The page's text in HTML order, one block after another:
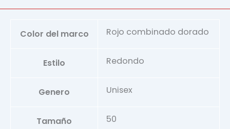
Color del marco Rojo combinado dorado
Estilo Redondo
Genero Unisex
Tamaño 50